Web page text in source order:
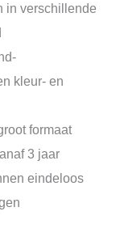
in verschillende
kleur- en
formaat
3 jaar
eindeloos